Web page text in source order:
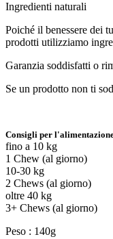
Ingredienti naturali
Poiché il benessere dei
prodotti utilizziamo
Garanzia soddisfatti o
Se un prodotto non ti
Consigli per
fino a 10 kg
1 Chew (al giorno)
10-30 kg
2 Chews (al giorno)
oltre 40 kg
3+ Chews (al giorno)
Peso : 140g